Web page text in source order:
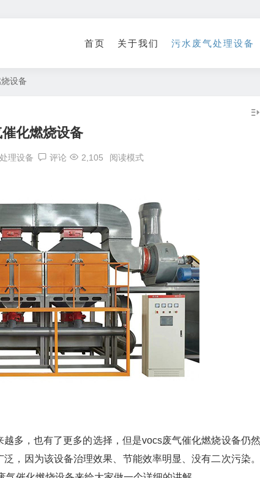
首页 关于我们 污水废气处理设备
设备
化燃烧设备
理设备 评论 2,105 阅读模式
多，也有了更多的选择，但是vocs废气催化燃烧设备仍然
，因为该设备治理效果、节能效率明显、没有二次污染。